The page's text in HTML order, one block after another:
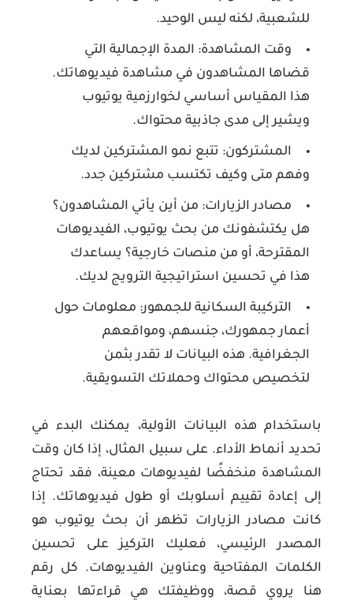
للشعبية، لكنه ليس الوحيد.
وقت المشاهدة: المدة الإجمالية التي
قضاها المشاهدون في مشاهدة فيديوهاتك.
هذا المقياس أساسي لخوارزمية يوتيوب
ويشير إلى مدى جاذبية محتواك.
المشتركون: تتبع نمو المشتركين لديك
وفهم متى وكيف تكتسب مشتركين جدد.
مصادر الزيارات: من أين يأتي المشاهدون؟
هل يكتشفونك من بحث يوتيوب، الفيديوهات
المقترحة، أو من منصات خارجية؟ يساعدك
هذا في تحسين استراتيجية الترويج لديك.
التركيبة السكانية للجمهور: معلومات حول
أعمار جمهورك، جنسهم، ومواقعهم
الجغرافية. هذه البيانات لا تقدر بثمن
لتخصيص محتواك وحملاتك التسويقية.
باستخدام هذه البيانات الأولية، يمكنك البدء في
تحديد أنماط الأداء. على سبيل المثال، إذا كان وقت
المشاهدة منخفضًا لفيديوهات معينة، فقد تحتاج
إلى إعادة تقييم أسلوبك أو طول فيديوهاتك. إذا
كانت مصادر الزيارات تظهر أن بحث يوتيوب هو
المصدر الرئيسي، فعليك التركيز على تحسين
الكلمات المفتاحية وعناوين الفيديوهات. كل رقم
هنا يروي قصة، ووظيفتك هي قراءتها بعناية